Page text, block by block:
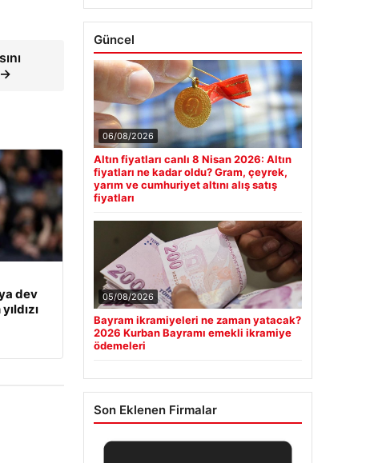
→
dev
Güncel
06/08/2026
Altın fiyatları canlı 8 Nisan 2026: Altın
fiyatları ne kadar oldu? Gram, çeyrek,
yarım ve cumhuriyet altını alış satış
fiyatları
05/08/2026
Bayram ikramiyeleri ne zaman yatacak?
2026 Kurban Bayramı emekli ikramiye
ödemeleri
Son Eklenen Firmalar